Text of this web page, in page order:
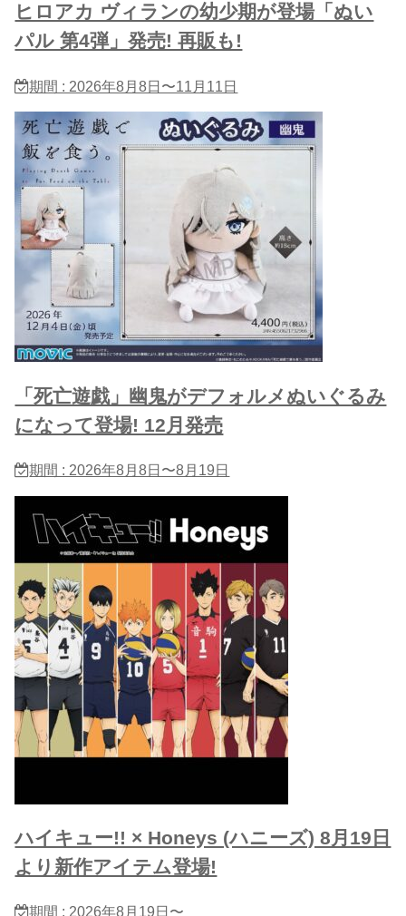
ヒロアカ ヴィランの幼少期が登場「ぬい
パル 第4弾」発売! 再販も!
期間 : 2026年8月8日〜11月11日
「死亡遊戯」幽鬼がデフォルメぬいぐるみ
になって登場! 12月発売
期間 : 2026年8月8日〜8月19日
ハイキュー!! × Honeys (ハニーズ) 8月19日
より新作アイテム登場!
期間 : 2026年8月19日〜